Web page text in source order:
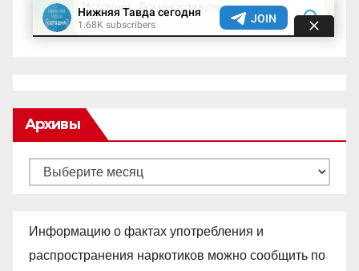
Архивы
Архивы
Информацию о фактах употребления и
распространения наркотиков можно сообщить по